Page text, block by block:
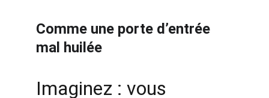
Comme une porte d’entrée
mal huilée
Imaginez : vous